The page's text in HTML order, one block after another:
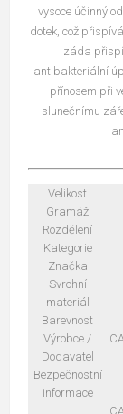
vysoce účinný
dotek, což
záda
antibakteriální
přínosem při
slunečnímu
Velikost
Gramáž
Rozdělení
Kategorie
Značka
Svrchní
materiál
Barevnost
Výrobce /
Dodavatel
Bezpečnostní
informace